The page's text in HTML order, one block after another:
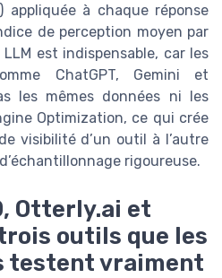
à chaque réponse
de perception moyen par
est indispensable, car les
ChatGPT, Gemini et
les mêmes données ni les
Optimization, ce qui crée
visibilité d’un outil à l’autre
rigoureuse.
Otterly.ai et
outils que les
testent vraiment